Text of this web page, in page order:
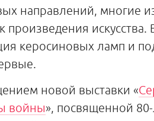
направлений, многие
произведения
керосиновых ламп и
новой выставки «
войны», посвященной